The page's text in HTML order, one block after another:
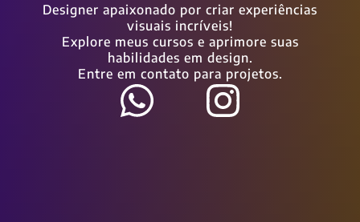
Designer apaixonado por criar experiências
visuais incríveis!
Explore meus cursos e aprimore suas
habilidades em design.
Entre em contato para projetos.